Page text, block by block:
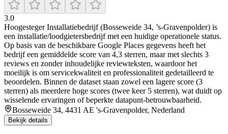
3.0
Hoogesteger Installatiebedrijf (Bosseweide 34, ’s-Gravenpolder) is
een installatie/loodgietersbedrijf met een huidige operationele status.
Op basis van de beschikbare Google Places gegevens heeft het
bedrijf een gemiddelde score van 4,3 sterren, maar met slechts 3
reviews en zonder inhoudelijke reviewteksten, waardoor het
moeilijk is om servicekwaliteit en professionaliteit gedetailleerd te
beoordelen. Binnen de dataset staan zowel een lagere score (3
sterren) als meerdere hoge scores (twee keer 5 sterren), wat duidt op
wisselende ervaringen of beperkte datapunt-betrouwbaarheid.
Bosseweide 34, 4431 AE 's-Gravenpolder, Nederland
Bekijk details